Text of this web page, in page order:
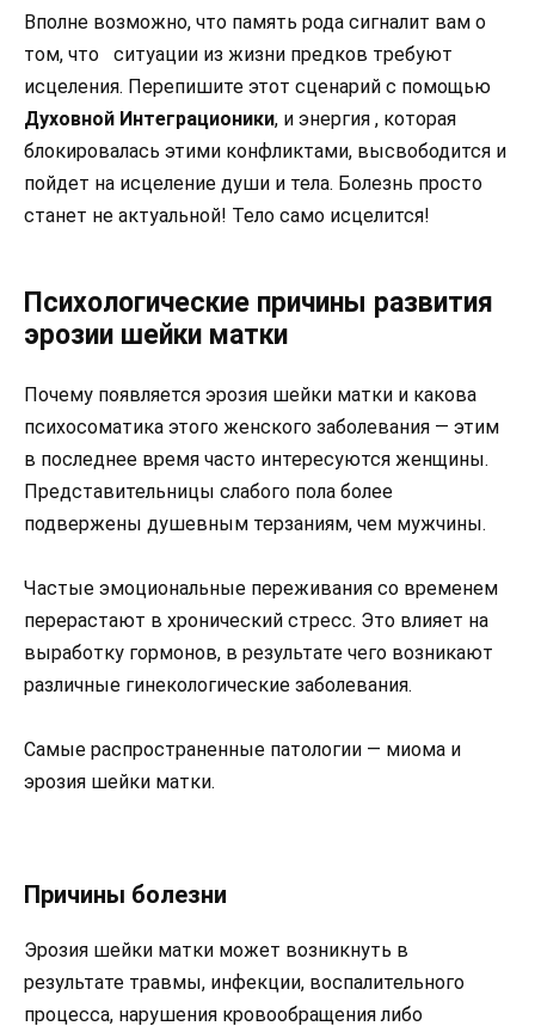
Вполне возможно, что память рода сигналит вам о
том, что ситуации из жизни предков требуют
исцеления. Перепишите этот сценарий с помощью
Духовной Интеграционики, и энергия , которая
блокировалась этими конфликтами, высвободится и
пойдет на исцеление души и тела. Болезнь просто
станет не актуальной! Тело само исцелится!
Психологические причины развития
эрозии шейки матки
Почему появляется эрозия шейки матки и какова
психосоматика этого женского заболевания — этим
в последнее время часто интересуются женщины.
Представительницы слабого пола более
подвержены душевным терзаниям, чем мужчины.
Частые эмоциональные переживания со временем
перерастают в хронический стресс. Это влияет на
выработку гормонов, в результате чего возникают
различные гинекологические заболевания.
Самые распространенные патологии — миома и
эрозия шейки матки.
Причины болезни
Эрозия шейки матки может возникнуть в
результате травмы, инфекции, воспалительного
процесса, нарушения кровообращения либо